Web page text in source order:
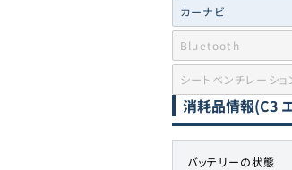
カーナビ
Bluetooth
シートベンチレーショ
消耗品情報(C3
バッテリーの状態